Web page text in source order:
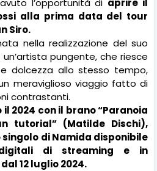
alla prima data del tour
Siro.
nella realizzazione del suo
pungente, che riesce
dolcezza allo stesso tempo,
meraviglioso viaggio fatto di
contrastanti.
2024 con il brano “Paranoia
tutorial” (Matilde Dischi),
singolo di Namida disponibile
di streaming e in
12 luglio 2024.